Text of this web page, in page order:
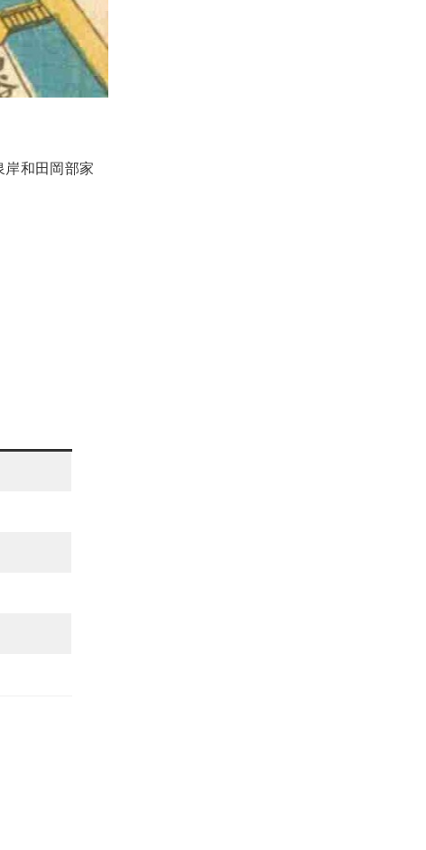
和田岡部家